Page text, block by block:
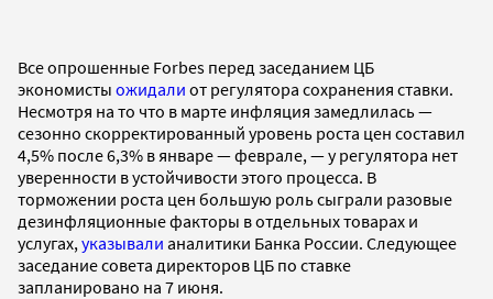
Все опрошенные Forbes перед заседанием ЦБ
экономисты ожидали от регулятора сохранения ставки.
Несмотря на то что в марте инфляция замедлилась —
сезонно скорректированный уровень роста цен составил
4,5% после 6,3% в январе — феврале, — у регулятора нет
уверенности в устойчивости этого процесса. В
торможении роста цен большую роль сыграли разовые
дезинфляционные факторы в отдельных товарах и
услугах, указывали аналитики Банка России. Следующее
заседание совета директоров ЦБ по ставке
запланировано на 7 июня.